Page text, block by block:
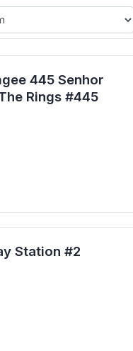
445 Senhor
dos Anéis - The Lord Of The Rings #445
Brok & Sindri 2 Pack - Play Station #2